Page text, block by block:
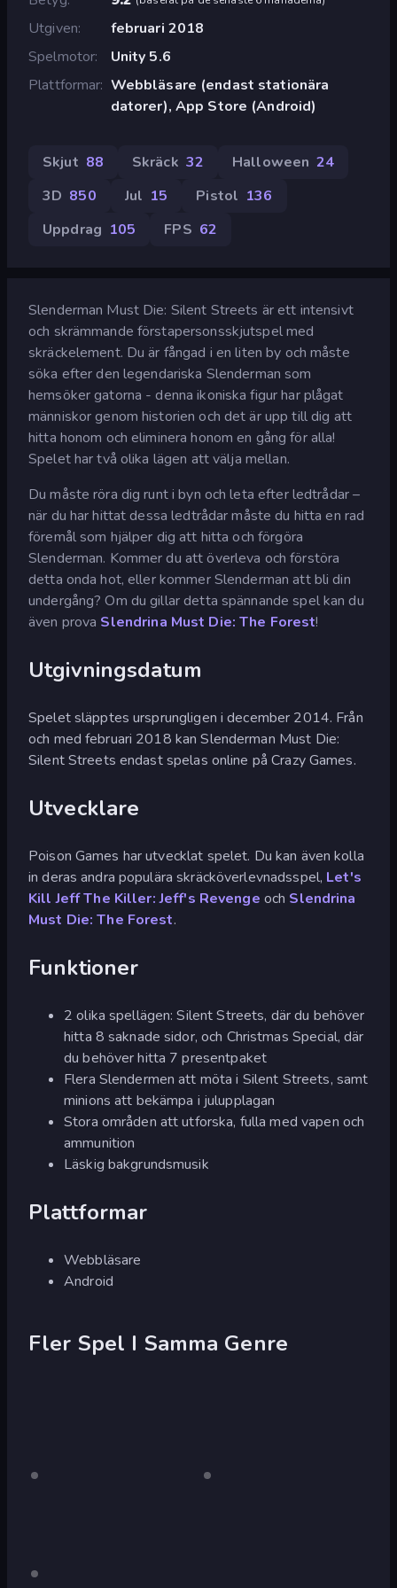
Utgiven
februari 2018
Spelmotor
Unity 5.6
Plattformar Webbläsare (endast stationära
datorer), App Store (Android)
Skjut 88 Skräck 32 Halloween 24
3D 850 Jul 15 Pistol 136
Uppdrag 105 FPS 62
Slenderman Must Die: Silent Streets är ett intensivt
och skrämmande förstapersonsskjutspel med
skräckelement. Du är fångad i en liten by och måste
söka efter den legendariska Slenderman som
hemsöker gatorna - denna ikoniska figur har plågat
människor genom historien och det är upp till dig att
hitta honom och eliminera honom en gång för alla!
Spelet har två olika lägen att välja mellan.
Du måste röra dig runt i byn och leta efter ledtrådar –
när du har hittat dessa ledtrådar måste du hitta en rad
föremål som hjälper dig att hitta och förgöra
Slenderman. Kommer du att överleva och förstöra
detta onda hot, eller kommer Slenderman att bli din
undergång? Om du gillar detta spännande spel kan du
även prova Slendrina Must Die: The Forest!
Utgivningsdatum
Spelet släpptes ursprungligen i december 2014. Från
och med februari 2018 kan Slenderman Must Die:
Silent Streets endast spelas online på Crazy Games.
Utvecklare
Poison Games har utvecklat spelet. Du kan även kolla
in deras andra populära skräcköverlevnadsspel, Let's
Kill Jeff The Killer: Jeff's Revenge och Slendrina
Must Die: The Forest.
Funktioner
2 olika spellägen: Silent Streets, där du behöver
hitta 8 saknade sidor, och Christmas Special, där
du behöver hitta 7 presentpaket
Flera Slendermen att möta i Silent Streets, samt
minions att bekämpa i julupplagan
Stora områden att utforska, fulla med vapen och
ammunition
Läskig bakgrundsmusik
Plattformar
Webbläsare
Android
Fler Spel I Samma Genre
Slenderman
Endast
Slenderman
Endast
Slenderman
Endast